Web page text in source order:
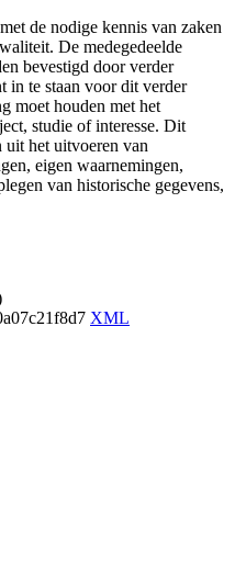
de nodige kennis van zaken
De medegedeelde
bevestigd door verder
in te staan voor dit verder
moet houden met het
studie of interesse. Dit
uit het uitvoeren van
eigen waarnemingen,
van historische gegevens,
XML